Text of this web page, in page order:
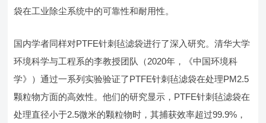
袋在工业除尘系统中的可靠性和耐用性。
国内学者同样对PTFE针刺毡滤袋进行了深入研究。清华大学
环境科学与工程系的李教授团队（2020年，《中国环境科
学》）通过一系列实验验证了PTFE针刺毡滤袋在处理PM2.5
颗粒物方面的高效性。他们的研究显示，PTFE针刺毡滤袋在
处理直径小于2.5微米的颗粒物时，其捕获效率超过99.9%，